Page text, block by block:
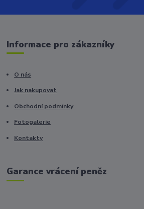
Informace pro zákazníky
O nás
Jak nakupovat
Obchodní podmínky
Fotogalerie
Kontakty
Garance vrácení peněz